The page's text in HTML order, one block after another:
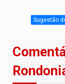
Sugestão